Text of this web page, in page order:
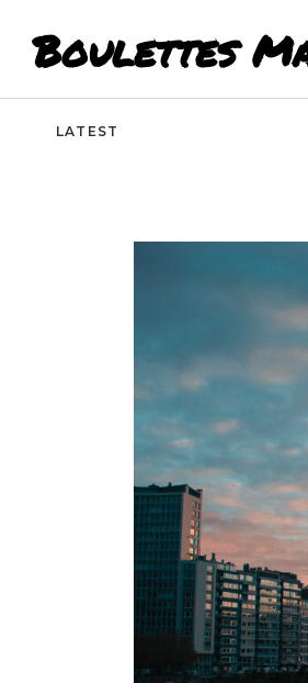
Boulettes
LATEST